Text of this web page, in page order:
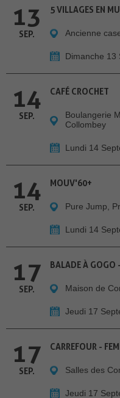
13
SEP.
5 VILLAGES EN
Ancienne
Dimanche 13
14
SEP.
CAFÉ CROCHET
Boulangerie
Collombey
Lundi 14
14
SEP.
MOUV'60+
Pure Jump,
Lundi 14
17
SEP.
BALADE À GOGO
Maison de
Jeudi 17
17
SEP.
CARREFOUR -
Salles des
Jeudi 17